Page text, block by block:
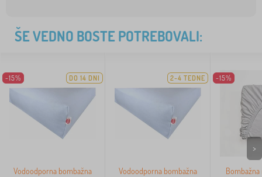
ŠE VEDNO BOSTE POTREBOVALI:
-15% DO 14 DNI
Vodoodporna bombažna
2-4 TEDNE
Vodoodporna bombažna
-15%
Bombažna
>